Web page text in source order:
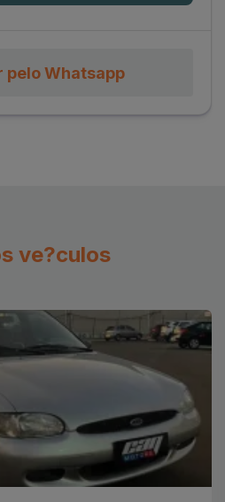
pelo Whatsapp
ve?culos